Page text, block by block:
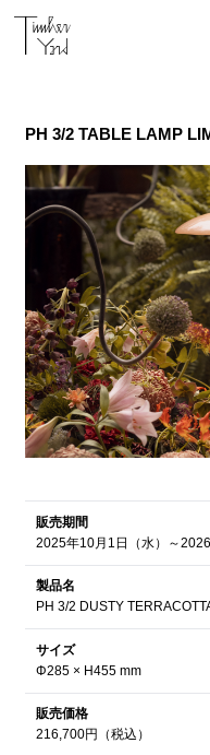
PH 3/2 TABLE LAMP
販売期間
2025年10月1日（水）～2026
製品名
PH 3/2 DUSTY
サイズ
Φ285 × H455 mm
販売価格
216,700円（税込）